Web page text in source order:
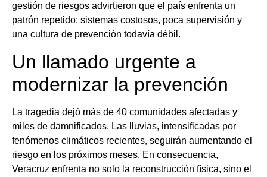
gestión de riesgos advirtieron que el país enfrenta un
patrón repetido: sistemas costosos, poca supervisión y
una cultura de prevención todavía débil.
Un llamado urgente a
modernizar la prevención
La tragedia dejó más de 40 comunidades afectadas y
miles de damnificados. Las lluvias, intensificadas por
fenómenos climáticos recientes, seguirán aumentando el
riesgo en los próximos meses. En consecuencia,
Veracruz enfrenta no solo la reconstrucción física, sino el